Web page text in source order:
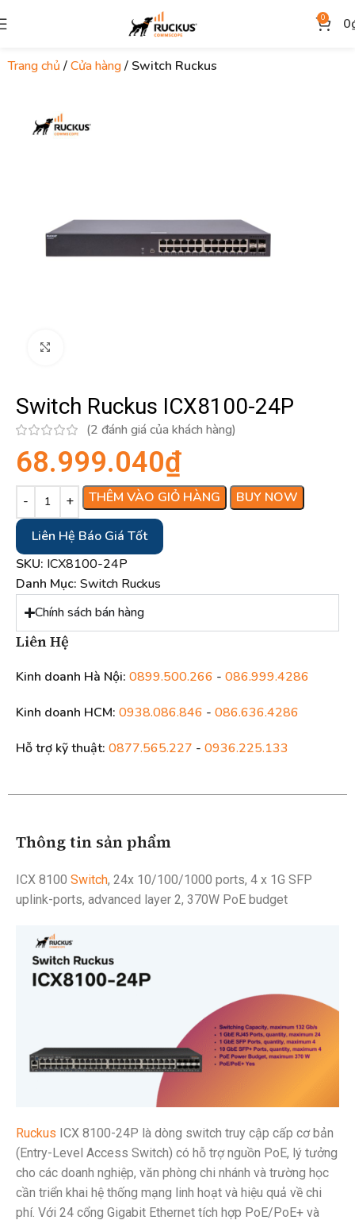
0 0
Trang chủ Cửa hàng Switch Ruckus
Switch Ruckus ICX8100-24P
(2 đánh giá của khách hàng)
68.999.040₫
THÊM VÀO GIỎ HÀNG BUY NOW
Liên Hệ Báo Giá Tốt
SKU: ICX8100-24P
Danh Mục: Switch Ruckus
Chính sách bán hàng
Liên Hệ
Kinh doanh Hà Nội: 0899.500.266 - 086.999.4286
Kinh doanh HCM: 0938.086.846 - 086.636.4286
Hỗ trợ kỹ thuật: 0877.565.227 - 0936.225.133
Thông tin sản phẩm
ICX 8100 Switch, 24x 10/100/1000 ports, 4 x 1G SFP
uplink-ports, advanced layer 2, 370W PoE budget
Ruckus ICX 8100-24P là dòng switch truy cập cấp cơ bản
(Entry-Level Access Switch) có hỗ trợ nguồn PoE, lý tưởng
cho các doanh nghiệp, văn phòng chi nhánh và trường học
cần triển khai hệ thống mạng linh hoạt và hiệu quả về chi
phí. Với 24 cổng Gigabit Ethernet tích hợp PoE/PoE+ và